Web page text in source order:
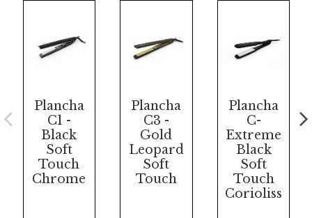
Plancha
C1 -
Black
Soft
Touch
Chrome
Plancha
C3 -
Gold
Leopard
Soft
Touch
Plancha
C-
Extreme
Black
Soft
Touch
Corioliss